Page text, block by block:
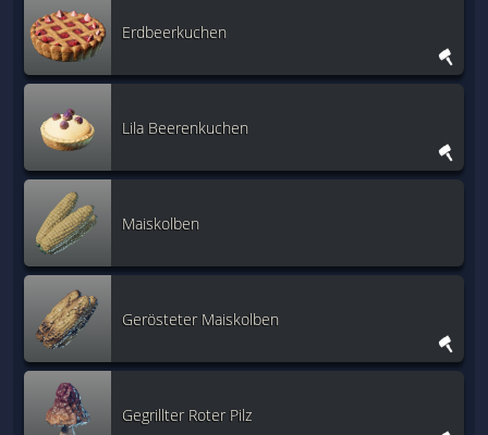
Erdbeerkuchen
Lila Beerenkuchen
Maiskolben
Gerösteter Maiskolben
Gegrillter Roter Pilz